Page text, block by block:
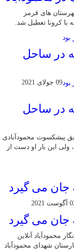
های قرمز
با کرونا تعطیل شد.
در ساحل
09 جولای 2021
در ساحل
پیشکسوت محمودآبادی
این بار او دست از
جان می گیرد
2021
جان می گیرد
محمودآباد آنلاین
در بیمارستان شهدای محمودآباد